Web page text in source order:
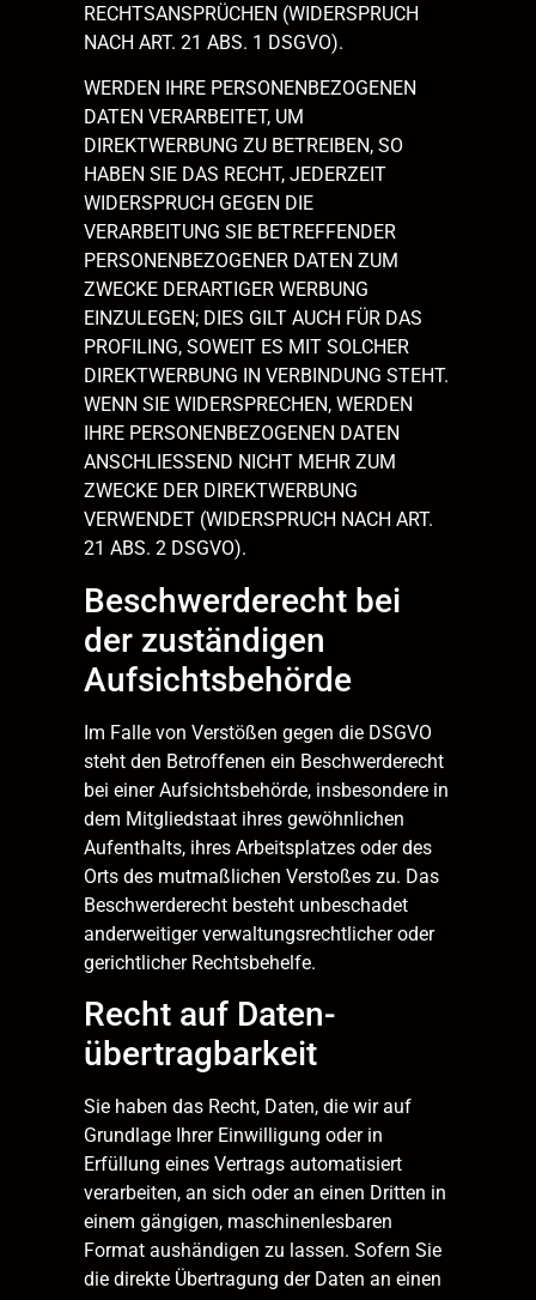
RECHTSANSPRÜCHEN (WIDERSPRUCH
NACH ART. 21 ABS. 1 DSGVO).
WERDEN IHRE PERSONENBEZOGENEN
DATEN VERARBEITET, UM
DIREKTWERBUNG ZU BETREIBEN, SO
HABEN SIE DAS RECHT, JEDERZEIT
WIDERSPRUCH GEGEN DIE
VERARBEITUNG SIE BETREFFENDER
PERSONENBEZOGENER DATEN ZUM
ZWECKE DERARTIGER WERBUNG
EINZULEGEN; DIES GILT AUCH FÜR DAS
PROFILING, SOWEIT ES MIT SOLCHER
DIREKTWERBUNG IN VERBINDUNG STEHT.
WENN SIE WIDERSPRECHEN, WERDEN
IHRE PERSONENBEZOGENEN DATEN
ANSCHLIESSEND NICHT MEHR ZUM
ZWECKE DER DIREKTWERBUNG
VERWENDET (WIDERSPRUCH NACH ART.
21 ABS. 2 DSGVO).
Beschwerde­recht bei
der zuständigen
Aufsichts­behörde
Im Falle von Verstößen gegen die DSGVO
steht den Betroffenen ein Beschwerderecht
bei einer Aufsichtsbehörde, insbesondere in
dem Mitgliedstaat ihres gewöhnlichen
Aufenthalts, ihres Arbeitsplatzes oder des
Orts des mutmaßlichen Verstoßes zu. Das
Beschwerderecht besteht unbeschadet
anderweitiger verwaltungsrechtlicher oder
gerichtlicher Rechtsbehelfe.
Recht auf Daten­
übertrag­barkeit
Sie haben das Recht, Daten, die wir auf
Grundlage Ihrer Einwilligung oder in
Erfüllung eines Vertrags automatisiert
verarbeiten, an sich oder an einen Dritten in
einem gängigen, maschinenlesbaren
Format aushändigen zu lassen. Sofern Sie
die direkte Übertragung der Daten an einen